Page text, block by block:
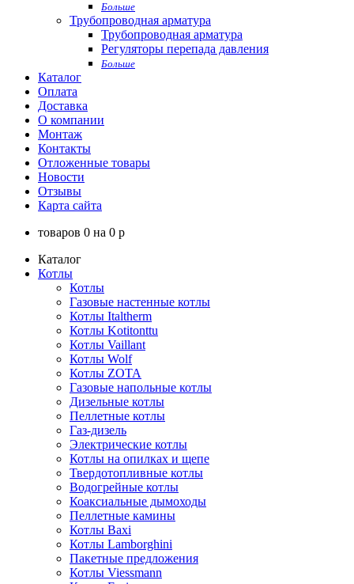
Больше
Трубопроводная арматура
Трубопроводная арматура
Регуляторы перепада давления
Больше
Каталог
Оплата
Доставка
О компании
Монтаж
Контакты
Отложенные товары
Новости
Отзывы
Карта сайта
товаров 0 на 0 p
Каталог
Котлы
Котлы
Газовые настенные котлы
Котлы Italtherm
Котлы Kotitonttu
Котлы Vaillant
Котлы Wolf
Котлы ZOTA
Газовые напольные котлы
Дизельные котлы
Пеллетные котлы
Газ-дизель
Электрические котлы
Котлы на опилках и щепе
Твердотопливные котлы
Водогрейные котлы
Коаксиальные дымоходы
Пеллетные камины
Котлы Baxi
Котлы Lamborghini
Пакетные предложения
Котлы Viessmann